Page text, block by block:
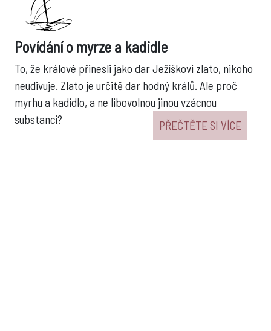
Povídání o myrze a kadidle
To, že králové přinesli jako dar Ježíškovi zlato, nikoho
neudivuje. Zlato je určitě dar hodný králů. Ale proč
myrhu a kadidlo, a ne libovolnou jinou vzácnou
substanci?
PŘEČTĚTE SI VÍCE